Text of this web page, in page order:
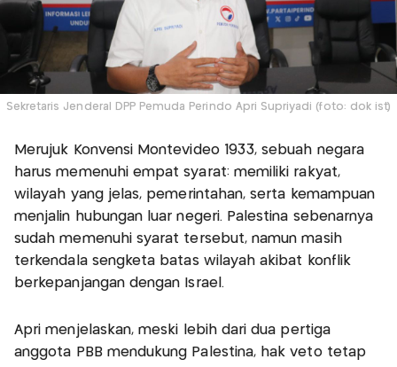
Sekretaris Jenderal DPP Pemuda Perindo Apri Supriyadi (foto: dok ist)
Merujuk Konvensi Montevideo 1933, sebuah negara
harus memenuhi empat syarat: memiliki rakyat,
wilayah yang jelas, pemerintahan, serta kemampuan
menjalin hubungan luar negeri. Palestina sebenarnya
sudah memenuhi syarat tersebut, namun masih
terkendala sengketa batas wilayah akibat konflik
berkepanjangan dengan Israel.
Apri menjelaskan, meski lebih dari dua pertiga
anggota PBB mendukung Palestina, hak veto tetap